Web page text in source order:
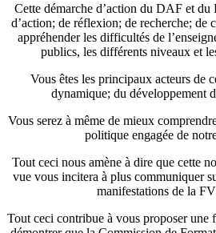
Cette démarche d’action du DAF et
d’action; de réflexion; de recherche; de
appréhender les difficultés de
publics, les différents niveaux et
Vous êtes les principaux acteurs de
dynamique; du développement
Vous serez à même de mieux
politique engagée de
Tout ceci nous amène à dire que cette
vue vous incitera à plus communiquer
manifestations de la
Tout ceci contribue à vous proposer une